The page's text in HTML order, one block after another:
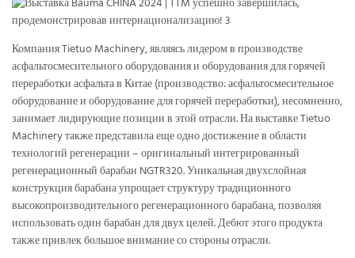
Компания Tietuo Machinery, являясь лидером в производстве
асфальтосмесительного оборудования и оборудования для горячей
переработки асфальта в Китае (производство: асфальтосмесительное
оборудование и оборудование для горячей переработки), несомненно,
занимает лидирующие позиции в этой отрасли. На выставке Tietuo
Machinery также представила еще одно достижение в области
технологий регенерации – оригинальный интегрированный
регенерационный барабан NGTR320. Уникальная двухслойная
конструкция барабана упрощает структуру традиционного
высокопроизводительного регенерационного барабана, позволяя
использовать один барабан для двух целей. Дебют этого продукта
также привлек большое внимание со стороны отрасли.